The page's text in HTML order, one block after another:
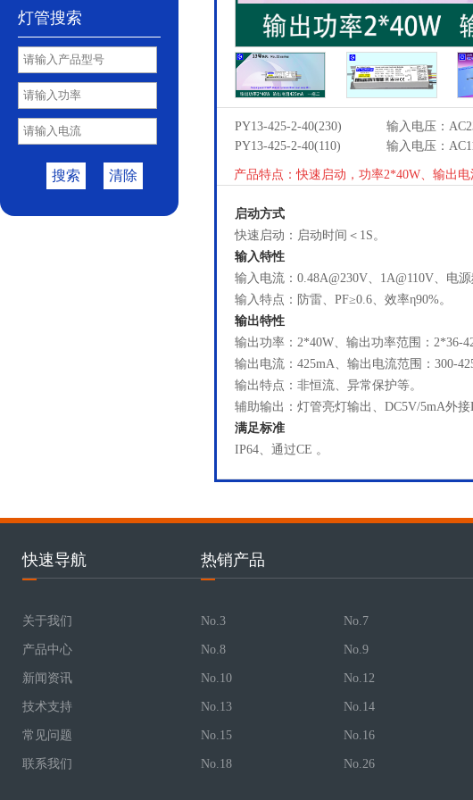
灯管搜索
清除
搜索
PY13-425-2-40(230) 输入电压：
PY13-425-2-40(110)
输入电压：
产品特点：快速启动，功率2*40W、输出电
启动方式
快速启动：启动时间＜1S。
输入特性
输入电流：0.48A@230V、1A@110V、电源
输入特点：防雷、PF≥0.6、效率η90%。
输出特性
输出功率：2*40W、输出功率范围：2*36-
输出电流：425mA、输出电流范围：300-
输出特点：非恒流、异常保护等。
辅助输出：灯管亮灯输出、DC5V/5mA外接
满足标准
IP64、通过CE 。
快速导航
关于我们
产品中心
新闻资讯
技术支持
常见问题
联系我们
热销产品
No.3 No.7
No.8 No.9
No.10 No.12
No.13 No.14
No.15 No.16
No.18 No.26